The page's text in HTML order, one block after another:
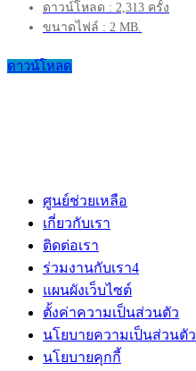
ดาวน์โหลด : 2,313 ครั้ง
ขนาดไฟล์ : 2 MB.
ดาวน์โหลด
ศูนย์ช่วยเหลือ
เกี่ยวกับเรา
ติดต่อเรา
ร่วมงานกับเรา4
แผนผังเว็บไซต์
ตั้งค่าความเป็นส่วนตัว
นโยบายความเป็นส่วนตัว
นโยบายคุกกี้